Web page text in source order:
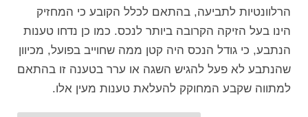
הרלוונטיות לתביעה, בהתאם לכלל הקובע כי המחזיק
הינו בעל הזיקה הקרובה ביותר לנכס. כמו כן נדחו טענות
הנתבע, כי גודל הנכס היה קטן ממה שחוייב בפועל, מכיוון
שהנתבע לא פעל להגיש השגה או ערר בטענה זו בהתאם
למתווה שקבע המחוקק להעלאת טענות מעין אלו.